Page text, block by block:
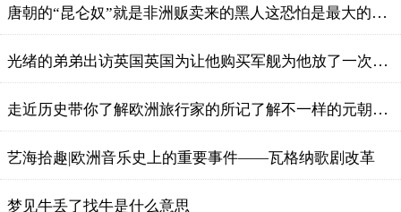
唐朝的“昆仑奴”就是非洲贩卖来的黑人这恐怕是最大的谎言
光绪的弟弟出访英国英国为让他购买军舰为他放了一次特殊的烟花
走近历史带你了解欧洲旅行家的所记了解不一样的元朝宫廷节庆
艺海拾趣|欧洲音乐史上的重要事件——瓦格纳歌剧改革
梦见牛丢了找牛是什么意思